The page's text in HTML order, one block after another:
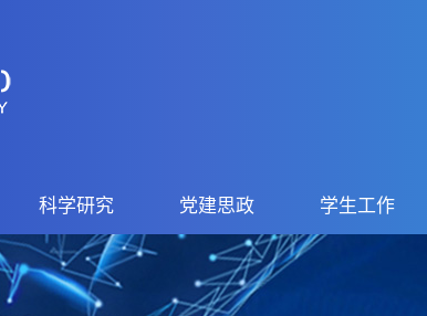
科学研究 党建思政 学生工作